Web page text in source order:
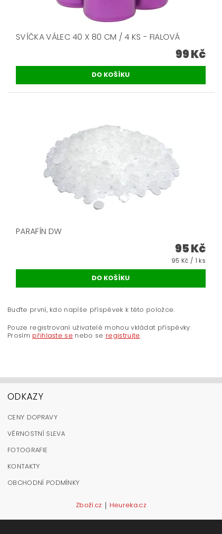
SVÍČKA VÁLEC 40 X 80 CM / 4 KS - FIALOVÁ
99 Kč
PARAFÍN DW
95 Kč
95 Kč / 1 ks
Buďte první, kdo napíše příspěvek k této položce.
Pouze registrovaní uživatelé mohou vkládat příspěvky.
Prosím přihlaste se nebo se registrujte.
ODKAZY
CENY DOPRAVY
VĚRNOSTNÍ SLEVA
FOTOGRAFIE
KONTAKTY
OBCHODNÍ PODMÍNKY
Zboží.cz | Heureka.cz